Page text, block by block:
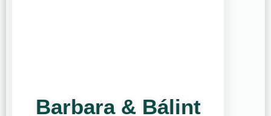
Barbara & Bálint